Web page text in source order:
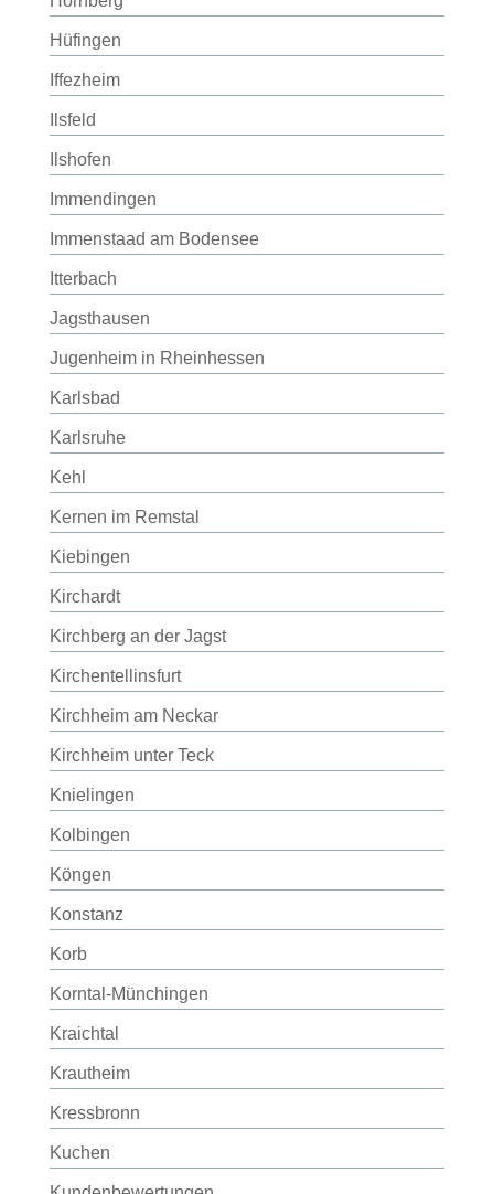
Hüfingen
Iffezheim
Ilsfeld
Ilshofen
Immendingen
Immenstaad am Bodensee
Itterbach
Jagsthausen
Jugenheim in Rheinhessen
Karlsbad
Karlsruhe
Kehl
Kernen im Remstal
Kiebingen
Kirchardt
Kirchberg an der Jagst
Kirchentellinsfurt
Kirchheim am Neckar
Kirchheim unter Teck
Knielingen
Kolbingen
Köngen
Konstanz
Korb
Korntal-Münchingen
Kraichtal
Krautheim
Kressbronn
Kuchen